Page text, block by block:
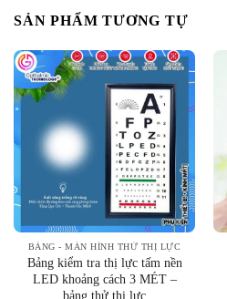
SẢN PHẨM TƯƠNG TỰ
BẢNG - MÀN HÌNH THỬ THỊ LỰC
Bảng kiểm tra thị lực tấm nền
LED khoảng cách 3 MÉT –
bảng thử thị lực